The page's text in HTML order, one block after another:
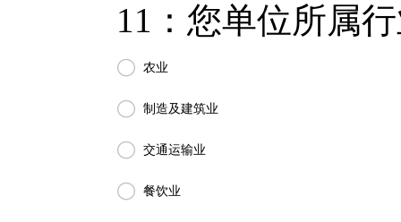
11：您单位所属
 农业
 制造及建筑业
 交通运输业
 餐饮业